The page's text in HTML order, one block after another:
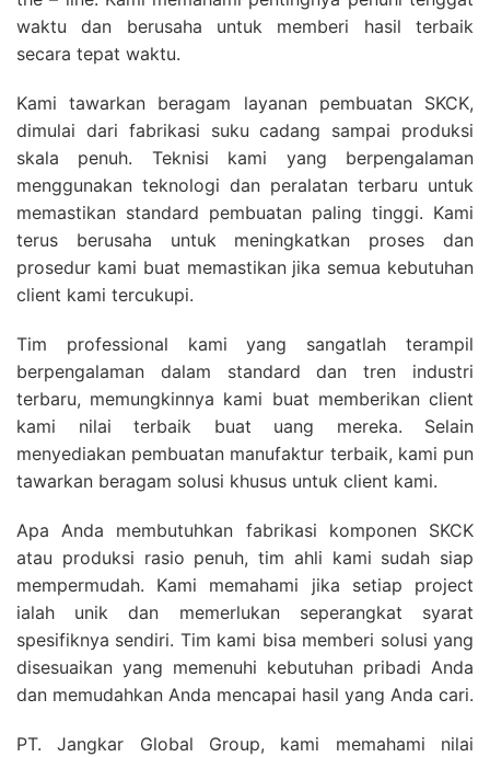
waktu dan berusaha untuk memberi hasil terbaik
secara tepat waktu.
Kami tawarkan beragam layanan pembuatan SKCK,
dimulai dari fabrikasi suku cadang sampai produksi
skala penuh. Teknisi kami yang berpengalaman
menggunakan teknologi dan peralatan terbaru untuk
memastikan standard pembuatan paling tinggi. Kami
terus berusaha untuk meningkatkan proses dan
prosedur kami buat memastikan jika semua kebutuhan
client kami tercukupi.
Tim professional kami yang sangatlah terampil
berpengalaman dalam standard dan tren industri
terbaru, memungkinnya kami buat memberikan client
kami nilai terbaik buat uang mereka. Selain
menyediakan pembuatan manufaktur terbaik, kami pun
tawarkan beragam solusi khusus untuk client kami.
Apa Anda membutuhkan fabrikasi komponen SKCK
atau produksi rasio penuh, tim ahli kami sudah siap
mempermudah. Kami memahami jika setiap project
ialah unik dan memerlukan seperangkat syarat
spesifiknya sendiri. Tim kami bisa memberi solusi yang
disesuaikan yang memenuhi kebutuhan pribadi Anda
dan memudahkan Anda mencapai hasil yang Anda cari.
PT. Jangkar Global Group, kami memahami nilai